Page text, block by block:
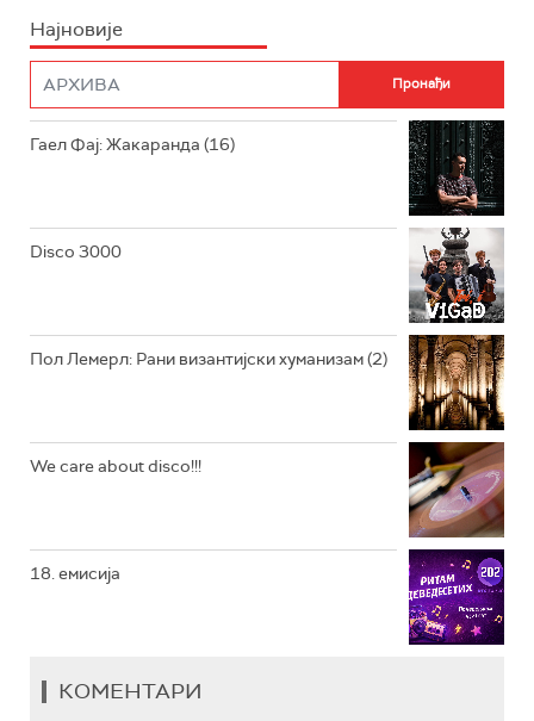
РАДИО РОКЕНРОЛЕР
РАДИО ЏЕЗЕР
Најновије
Гаел Фај: Жакаранда (16)
Disco 3000
Пол Лемерл: Рани византијски хуманизам (2)
We care about disco!!!
18. емисија
КОМЕНТАРИ